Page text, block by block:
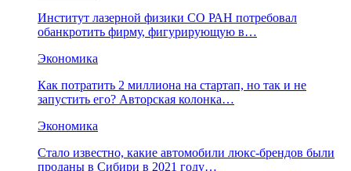
Институт лазерной физики СО РАН потребовал
обанкротить фирму, фигурирующую в…
Экономика
Как потратить 2 миллиона на стартап, но так и не
запустить его? Авторская колонка…
Экономика
Стало известно, какие автомобили люкс-брендов были
проданы в Сибири в 2021 году…